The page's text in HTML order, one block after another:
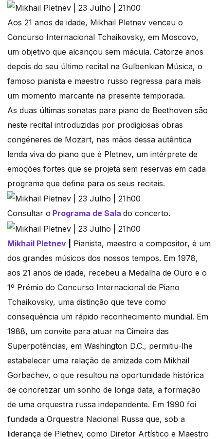
Aos 21 anos de idade, Mikhail Pletnev venceu o
Concurso Internacional Tchaikovsky, em Moscovo,
um objetivo que alcançou sem mácula. Catorze anos
depois do seu último recital na Gulbenkian Música, o
famoso pianista e maestro russo regressa para mais
um momento marcante na presente temporada.
As duas últimas sonatas para piano de Beethoven são
neste recital introduzidas por prodigiosas obras
congéneres de Mozart, nas mãos dessa autêntica
lenda viva do piano que é Pletnev, um intérprete de
emoções fortes que se projeta sem reservas em cada
programa que define para os seus recitais.
Consultar o Programa de Sala do concerto.
Mikhail Pletnev
Pianista, maestro e compositor, é um
dos grandes músicos dos nossos tempos. Em 1978,
aos 21 anos de idade, recebeu a Medalha de Ouro e o
1º Prémio do Concurso Internacional de Piano
Tchaikovsky, uma distinção que teve como
consequência um rápido reconhecimento mundial. Em
1988, um convite para atuar na Cimeira das
Superpotências, em Washington D.C., permitiu-lhe
estabelecer uma relação de amizade com Mikhail
Gorbachev, o que resultou na oportunidade histórica
de concretizar um sonho de longa data, a formação
de uma orquestra russa independente. Em 1990 foi
fundada a Orquestra Nacional Russa que, sob a
liderança de Pletnev, como Diretor Artístico e Maestro